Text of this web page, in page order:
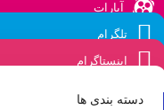
آپارات
تلگرام
اینستاگرام
دسته بندی ها